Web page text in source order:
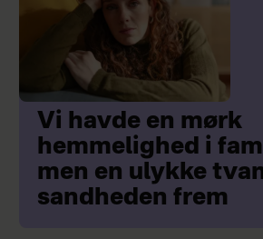
Vi havde en mørk
hemmelighed i
men en ulykke
sandheden frem